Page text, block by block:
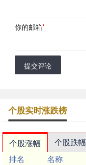
你的邮箱*
提交评论
个股实时涨跌榜
个股涨幅 个股跌幅
排名
名称